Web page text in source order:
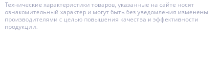
Технические характеристики товаров, указанные на сайте носят
ознакомительный характер и могут быть без уведомления изменены
производителями с целью повышения качества и эффективности
продукции.